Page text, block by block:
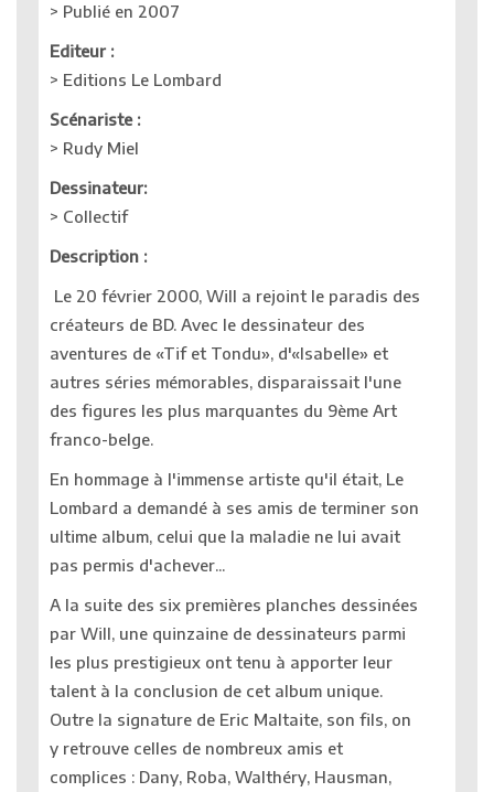
> Publié en 2007
Editeur :
> Editions Le Lombard
Scénariste :
> Rudy Miel
Dessinateur:
> Collectif
Description :
Le 20 février 2000, Will a rejoint le paradis des
créateurs de BD. Avec le dessinateur des
aventures de «Tif et Tondu», d'«Isabelle» et
autres séries mémorables, disparaissait l'une
des figures les plus marquantes du 9ème Art
franco-belge.
En hommage à l'immense artiste qu'il était, Le
Lombard a demandé à ses amis de terminer son
ultime album, celui que la maladie ne lui avait
pas permis d'achever...
A la suite des six premières planches dessinées
par Will, une quinzaine de dessinateurs parmi
les plus prestigieux ont tenu à apporter leur
talent à la conclusion de cet album unique.
Outre la signature de Eric Maltaite, son fils, on
y retrouve celles de nombreux amis et
complices : Dany, Roba, Walthéry, Hausman,